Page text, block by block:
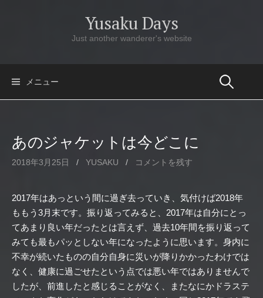
Yusaku Days
Just another wanderer's website
メニュー
あのジャケットは今どこに
2018年3月25日 / YUSAKU / コメントを残す
2017年はあっという間に過ぎ去っていき、気付けば2018年
ももう3月末です。振り返ってみると、2017年は自分にとっ
てあまり良い年だったとは言えず、過去10年間を振り返って
みても最もパッとしない年になったように思います。身内に
不幸が続いたものの自分自身に災いが降りかかったわけでは
なく、健康に過ごせたという点では悪い年ではありませんで
したが、前進したと感じることがなく、またなにかドラステ